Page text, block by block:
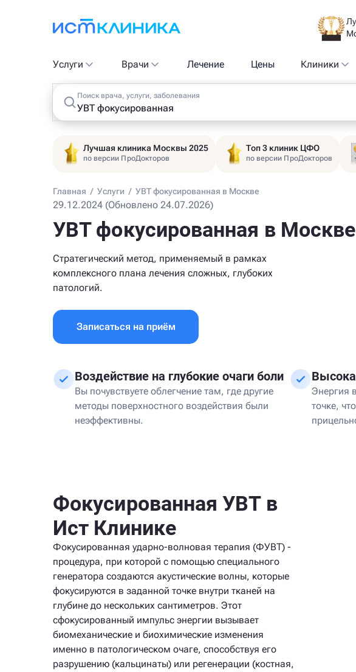
Услуги Врачи Лечение Цены Клиники
Поиск врача, услуги, заболевания
Лучшая клиника Москвы 2025
по версии ПроДокторов
Топ 3 клиник ЦФО
по версии ПроДокторов
Главная / Услуги / УВТ фокусированная в Москве
29.12.2024 (Обновлено 24.07.2026)
УВТ фокусированная в Москве
Стратегический метод, применяемый в рамках
комплексного плана лечения сложных, глубоких
патологий.
Записаться на приём
Воздействие на глубокие очаги боли
Вы почувствуете облегчение там, где другие
методы поверхностного воздействия были
неэффективны.
Энергия
точке,
Фокусированная УВТ в
Ист Клинике
Фокусированная ударно-волновая терапия (ФУВТ) -
процедура, при которой с помощью специального
генератора создаются акустические волны, которые
фокусируются в заданной точке внутри тканей на
глубине до нескольких сантиметров. Этот
сфокусированный импульс энергии вызывает
биомеханические и биохимические изменения
именно в патологическом очаге, способствуя его
разрушению (кальцинаты) или регенерации (костная,